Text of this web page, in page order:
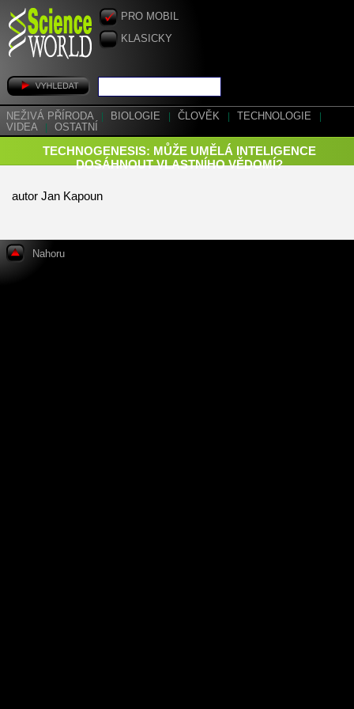
PRO MOBIL
KLASICKY
NEŽIVÁ PŘÍRODA BIOLOGIE ČLOVĚK TECHNOLOGIE
VIDEA
OSTATNÍ
TECHNOGENESIS: MŮŽE UMĚLÁ INTELIGENCE
DOSÁHNOUT VLASTNÍHO VĚDOMÍ?
autor Jan Kapoun
Nahoru